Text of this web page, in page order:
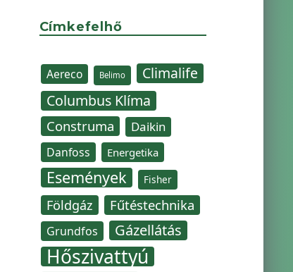
Címkefelhő
Aereco Belimo
Climalife
Columbus Klíma
Construma Daikin
Danfoss Energetika
Események Fisher
Földgáz Fűtéstechnika
Grundfos Gázellátás
Hőszivattyú